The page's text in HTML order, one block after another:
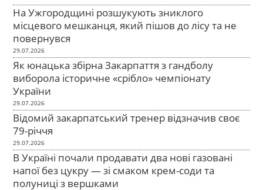
На Ужгородщині розшукують зниклого
місцевого мешканця, який пішов до лісу та не
повернувся
29.07.2026
Як юнацька збірна Закарпаття з гандболу
виборола історичне «срібло» чемпіонату
України
29.07.2026
Відомий закарпатський тренер відзначив своє
79-річчя
29.07.2026
В Україні почали продавати два нові газовані
напої без цукру — зі смаком крем-соди та
полуниці з вершками